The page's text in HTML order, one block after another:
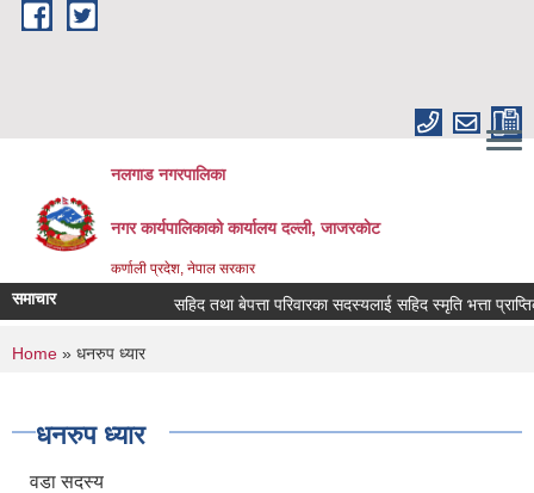
Skip to main content
नलगाड नगरपालिका
नगर कार्यपालिकाको कार्यालय दल्ली, जाजरकाेट
कर्णाली प्रदेश, नेपाल सरकार
समाचार सहिद तथा बेपत्ता परिवारका सदस्यलाई सहिद स्मृति भत्ता प्राप्तिको
You are here
Home » धनरुप ध्यार
धनरुप ध्यार
वडा सदस्य